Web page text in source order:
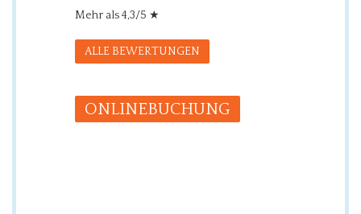
Mehr als 4,3/5 ★
ALLE BEWERTUNGEN
ONLINE­BUCHUNG